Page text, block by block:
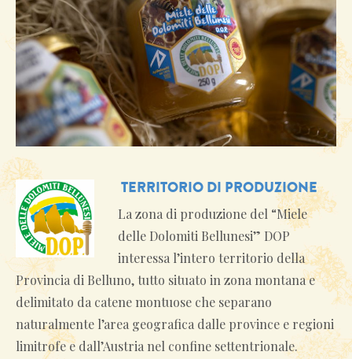
TERRITORIO DI PRODUZIONE
La zona di produzione del “Miele
delle Dolomiti Bellunesi” DOP
interessa l’intero territorio della
Provincia di Belluno, tutto situato in zona montana e
delimitato da catene montuose che separano
naturalmente l’area geografica dalle province e regioni
limitrofe e dall’Austria nel confine settentrionale.